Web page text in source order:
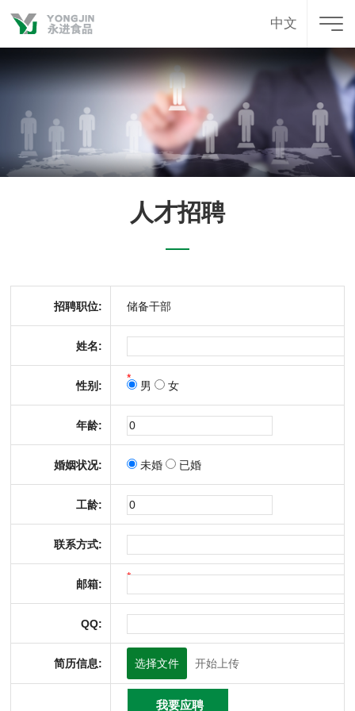
中文
人才招聘
招聘职位: 储备干部
姓名:
*
性别: 男 女
年龄:
婚姻状况: 未婚 已婚
工龄:
联系方式:
*
邮箱:
QQ:
简历信息: 选择文件 开始上传